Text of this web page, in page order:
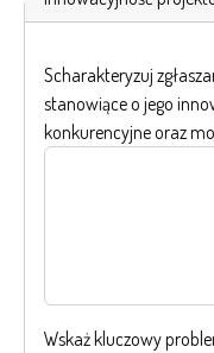
Scharakteryzuj
stanowiące o jego
konkurencyjne oraz
Wskaż kluczowy